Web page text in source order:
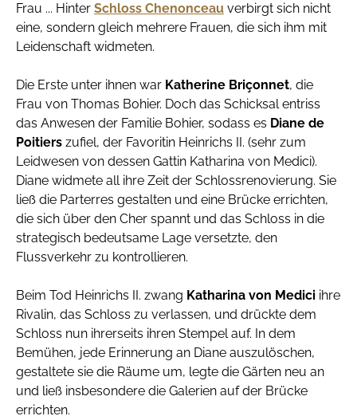
Frau ... Hinter Schloss Chenonceau verbirgt sich nicht
eine, sondern gleich mehrere Frauen, die sich ihm mit
Leidenschaft widmeten.
Die Erste unter ihnen war Katherine Briçonnet, die
Frau von Thomas Bohier. Doch das Schicksal entriss
das Anwesen der Familie Bohier, sodass es Diane de
Poitiers zufiel, der Favoritin Heinrichs II. (sehr zum
Leidwesen von dessen Gattin Katharina von Medici).
Diane widmete all ihre Zeit der Schlossrenovierung. Sie
ließ die Parterres gestalten und eine Brücke errichten,
die sich über den Cher spannt und das Schloss in die
strategisch bedeutsame Lage versetzte, den
Flussverkehr zu kontrollieren.
Beim Tod Heinrichs II. zwang Katharina von Medici ihre
Rivalin, das Schloss zu verlassen, und drückte dem
Schloss nun ihrerseits ihren Stempel auf. In dem
Bemühen, jede Erinnerung an Diane auszulöschen,
gestaltete sie die Räume um, legte die Gärten neu an
und ließ insbesondere die Galerien auf der Brücke
errichten.